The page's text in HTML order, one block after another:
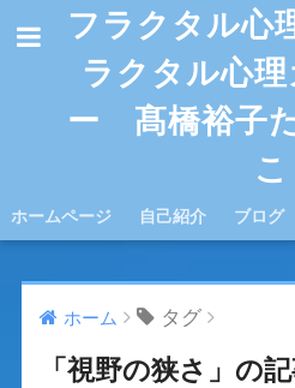
フラクタル心
ラクタル心
ー 髙橋裕子
こ
ホームページ 自己紹介 ブログ
ホーム タグ
「視野の狭さ」の